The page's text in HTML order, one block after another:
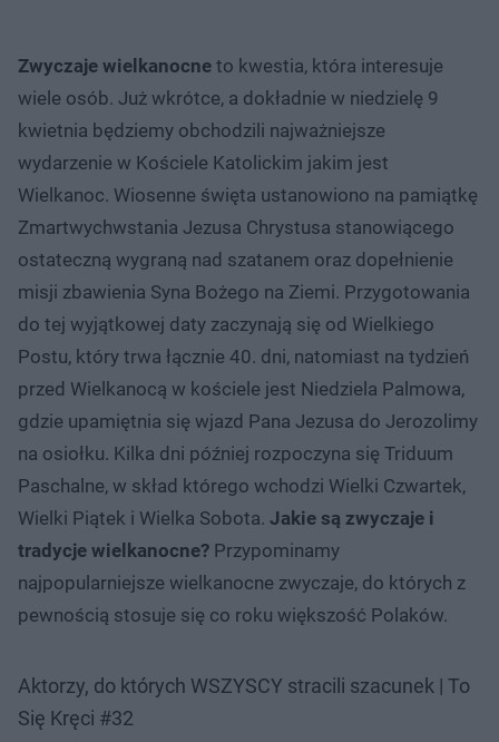
Zwyczaje wielkanocne to kwestia, która interesuje
wiele osób. Już wkrótce, a dokładnie w niedzielę 9
kwietnia będziemy obchodzili najważniejsze
wydarzenie w Kościele Katolickim jakim jest
Wielkanoc. Wiosenne święta ustanowiono na pamiątkę
Zmartwychwstania Jezusa Chrystusa stanowiącego
ostateczną wygraną nad szatanem oraz dopełnienie
misji zbawienia Syna Bożego na Ziemi. Przygotowania
do tej wyjątkowej daty zaczynają się od Wielkiego
Postu, który trwa łącznie 40. dni, natomiast na tydzień
przed Wielkanocą w kościele jest Niedziela Palmowa,
gdzie upamiętnia się wjazd Pana Jezusa do Jerozolimy
na osiołku. Kilka dni później rozpoczyna się Triduum
Paschalne, w skład którego wchodzi Wielki Czwartek,
Wielki Piątek i Wielka Sobota. Jakie są zwyczaje i
tradycje wielkanocne? Przypominamy
najpopularniejsze wielkanocne zwyczaje, do których z
pewnością stosuje się co roku większość Polaków.
Aktorzy, do których WSZYSCY stracili szacunek | To
Się Kręci #32